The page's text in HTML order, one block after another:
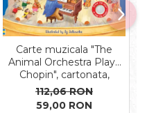
Carte muzicala "The
Animal Orchestra Plays
Chopin", cartonata,
Usborne
112,06 RON
59,00 RON